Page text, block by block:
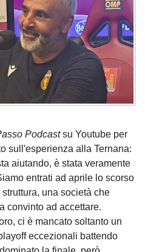
Podcastsu Youtube per
sull'esperienza alla Ternana:
aiutando, è stata veramente
entrati ad aprile lo scorso
una società che
convinto ad accettare.
ci è mancato soltanto un
eccezionali battendo